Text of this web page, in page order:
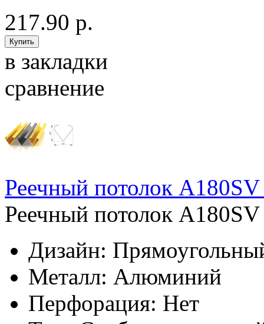
217.90 р.
в закладки
сравнение
Реечный потолок
Реечный потолок
Дизайн:
Металл: Алюминий
Перфорация: Нет